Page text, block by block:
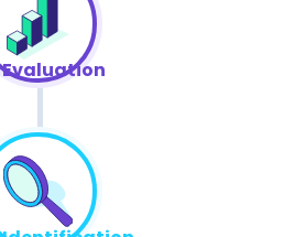
Evaluation